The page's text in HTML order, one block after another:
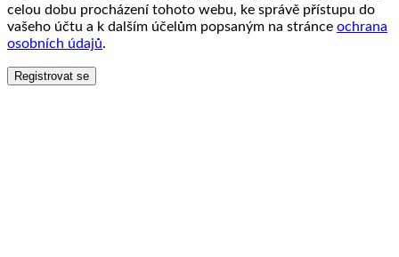
celou dobu procházení tohoto webu, ke správě přístupu do
vašeho účtu a k dalším účelům popsaným na stránce ochrana
osobních údajů.
Registrovat se